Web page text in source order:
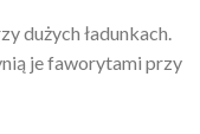
dużych ładunkach.
je faworytami przy